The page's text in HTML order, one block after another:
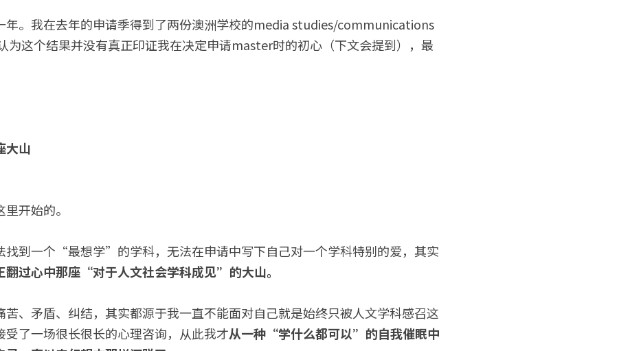
年。我在去年的申请季得到了两份澳洲学校的media studies/communications
为这个结果并没有真正印证我在决定申请master时的初心（下文会提到），最
大山
开始的。
找到一个“最想学”的学科，无法在申请中写下自己对一个学科特别的爱，其实
翻过心中那座“对于人文社会学科成见”的大山。
苦、矛盾、纠结，其实都源于我一直不能面对自己就是始终只被人文学科感召这
受了一场很长很长的心理咨询，从此我才从一种“学什么都可以”的自我催眠中